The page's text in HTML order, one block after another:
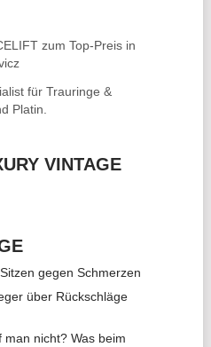
zum Top-Preis in
für Trauringe &
Platin.
VINTAGE
gegen Schmerzen
über Rückschläge
nicht? Was beim